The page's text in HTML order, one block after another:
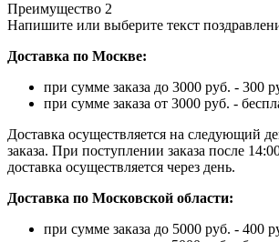
Преимущество 2
Напишите или выберите текст
Доставка по Москве:
при сумме заказа до 3000 руб. - 300
при сумме заказа от 3000 руб. -
Доставка осуществляется на следующий
заказа. При поступлении заказа после
доставка осуществляется через день.
Доставка по Московской области:
при сумме заказа до 5000 руб. - 400